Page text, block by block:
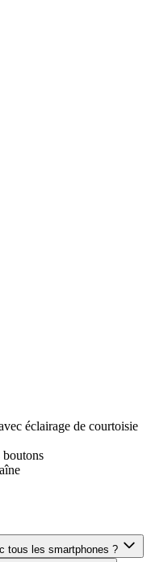
éclairage de courtoisie
tous les smartphones ?